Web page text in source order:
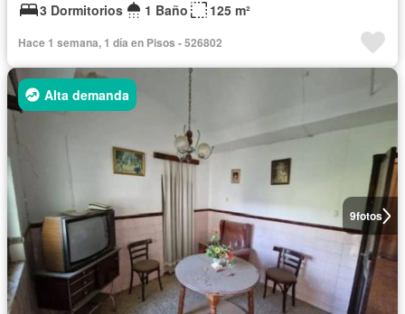
3 Dormitorios
1 Baño 125 m²
Hace 1 semana, 1 día en Pisos - 526802
9fotos
Alta demanda